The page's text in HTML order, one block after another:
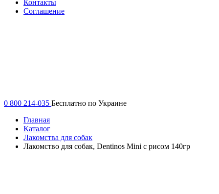
Контакты
Соглашение
0 800 214-035 Бесплатно по Украине
Главная
Каталог
Лакомства для собак
Лакомство для собак, Dentinos Mini с рисом 140гр